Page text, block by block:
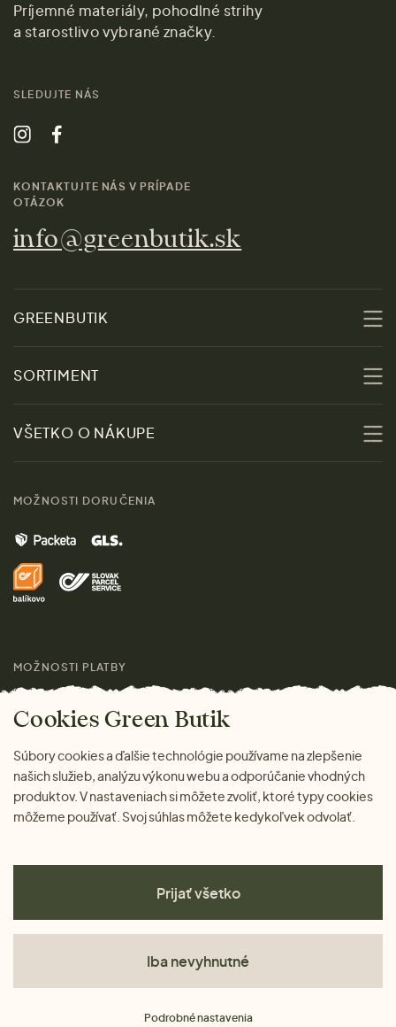
Príjemné materiály, pohodlné strihy
a starostlivo vybrané značky.
SLEDUJTE NÁS
KONTAKTUJTE NÁS V PRÍPADE
OTÁZOK
info@greenbutik.sk
GREENBUTIK
O nás
Udržateľnosť
Kontakt
Značky
Pre médiá
SORTIMENT
Zľavy
Ženy
Muži
Darčeky
VŠETKO O NÁKUPE
Doprava a platba
MOŽNOSTI DORUČENIA
MOŽNOSTI PLATBY
Cookies Green Butik
Súbory cookies a ďalšie technológie používame na zlepšenie
našich služieb, analýzu výkonu webu a odporúčanie vhodných
produktov. V nastaveniach si môžete zvoliť, ktoré typy cookies
môžeme používať. Svoj súhlas môžete kedykoľvek odvolať.
Prijať všetko
Iba nevyhnutné
Podrobné nastavenia